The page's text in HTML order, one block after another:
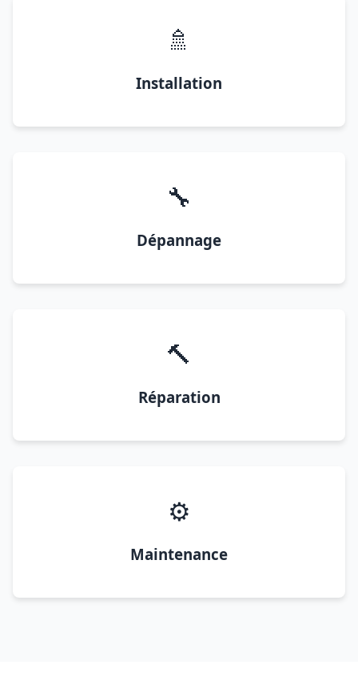
🚿
Installation
🔧
Dépannage
🔨
Réparation
⚙️
Maintenance